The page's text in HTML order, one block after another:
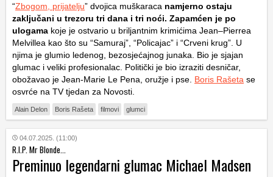
“Zbogom, prijatelju” dvojica muškaraca namjerno ostaju
zaključani u trezoru tri dana i tri noći. Zapamćen je po
ulogama koje je ostvario u briljantnim krimićima Jean–Pierrea
Melvillea kao što su “Samuraj”, “Policajac” i “Crveni krug”. U
njima je glumio ledenog, bezosjećajnog junaka. Bio je sjajan
glumac i veliki profesionalac. Politički je bio izraziti desničar,
obožavao je Jean-Marie Le Pena, oružje i pse. Boris Rašeta se
osvrće na TV tjedan za Novosti.
Alain Delon Boris Rašeta filmovi glumci
04.07.2025. (11:00)
R.I.P. Mr Blonde...
Preminuo legendarni glumac Michael Madsen